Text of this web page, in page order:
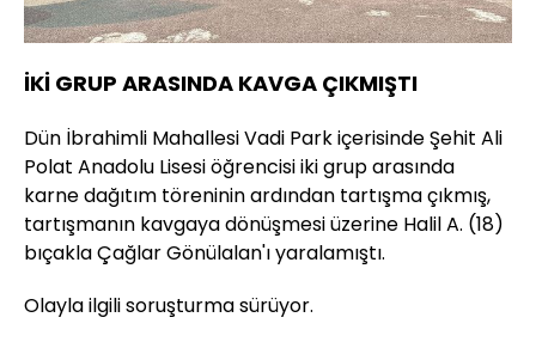
İKİ GRUP ARASINDA KAVGA ÇIKMIŞTI
Dün İbrahimli Mahallesi Vadi Park içerisinde Şehit Ali
Polat Anadolu Lisesi öğrencisi iki grup arasında
karne dağıtım töreninin ardından tartışma çıkmış,
tartışmanın kavgaya dönüşmesi üzerine Halil A. (18)
bıçakla Çağlar Gönülalan'ı yaralamıştı.
Olayla ilgili soruşturma sürüyor.